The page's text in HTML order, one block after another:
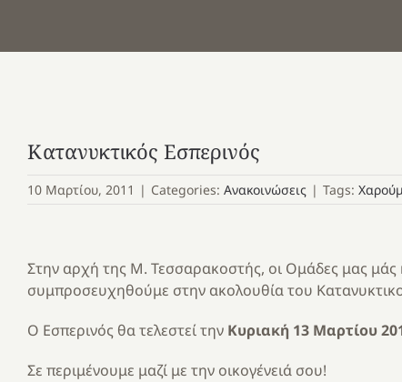
Κατανυκτικός Εσπερινός
10 Μαρτίου, 2011 | Categories: Ανακοινώσεις | Tags:
Στην αρχή της Μ. Τεσσαρακοστής, οι Ομάδες μας μάς
συμπροσευχηθούμε στην ακολουθία του
Ο Εσπερινός θα τελεστεί την Κυριακή 13 Μαρτίου
Σε περιμένουμε μαζί με την οικογένειά σου!